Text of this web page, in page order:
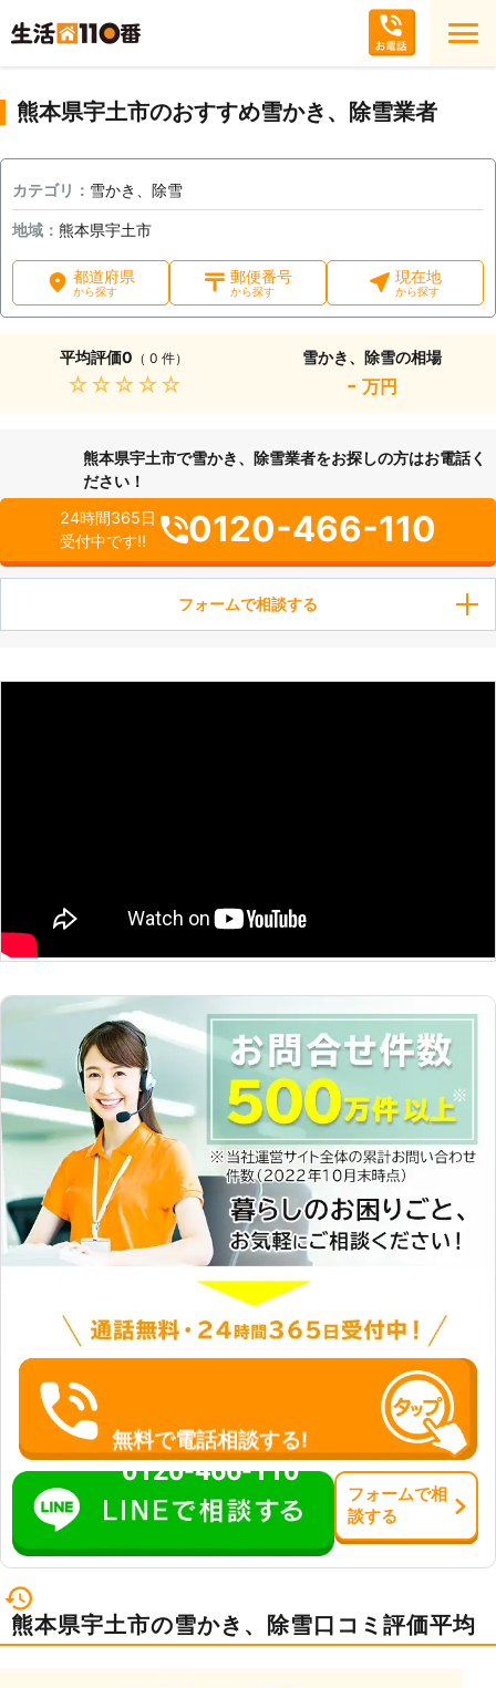
熊本県宇土市のおすすめ雪かき、除雪業者
カテゴリ： 雪かき、除雪
地域： 熊本県宇土市
都道府県
から探す
郵便番号
から探す
現在地
から探す
平均評価0 （ 0 件）
★★★★★
雪かき、除雪の相場
- 万円
熊本県宇土市で雪かき、除雪業者をお探しの方はお電話く
ださい！
24時間365日
受付中です!!
0120-466-110
フォームで相談する
無料で電話相談する!
0120-466-110
フォームで相
談する
熊本県宇土市の雪かき、除雪口コミ評価平均